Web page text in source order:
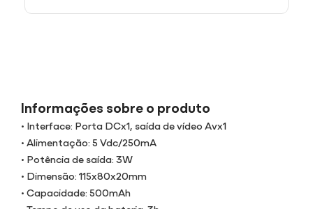
Informações sobre o produto
• Interface: Porta DCx1, saída de vídeo Avx1
• Alimentação: 5 Vdc/250mA
• Potência de saída: 3W
• Dimensão: 115x80x20mm
• Capacidade: 500mAh